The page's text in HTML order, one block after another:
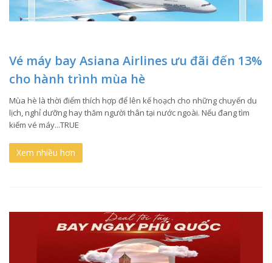
Vé máy bay Asiana Airlines ưu đãi đến 13%
cho hành trình mùa hè
Mùa hè là thời điểm thích hợp để lên kế hoạch cho những chuyến du
lịch, nghỉ dưỡng hay thăm người thân tại nước ngoài. Nếu đang tìm
kiếm vé máy...TRUE
Xem nhiều hơn